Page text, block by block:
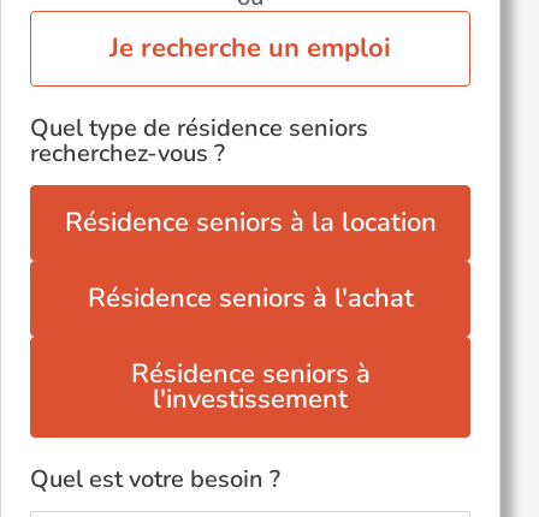
Je recherche un emploi
Quel type de résidence seniors
recherchez-vous ?
Résidence seniors à la location
Résidence seniors à l'achat
Résidence seniors à
l'investissement
Quel est votre besoin ?